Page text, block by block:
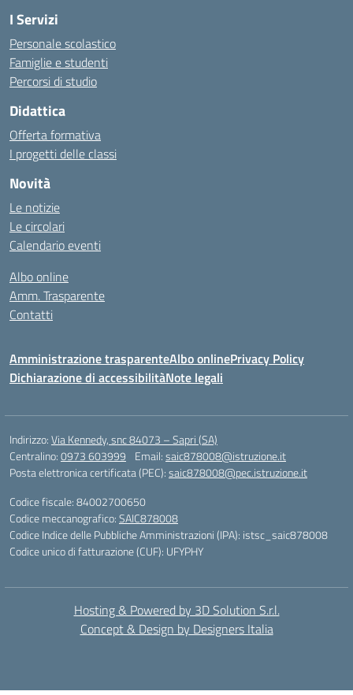
I Servizi
Personale scolastico
Famiglie e studenti
Percorsi di studio
Didattica
Offerta formativa
I progetti delle classi
Novità
Le notizie
Le circolari
Calendario eventi
Albo online
Amm. Trasparente
Contatti
Amministrazione trasparenteAlbo onlinePrivacy Policy
Dichiarazione di accessibilitàNote legali
Indirizzo:Via Kennedy, snc 84073 – Sapri (SA)
Centralino:0973 603999 Email:saic878008@istruzione.it
Posta elettronica certificata (PEC):saic878008@pec.istruzione.it
Codice fiscale: 84002700650
Codice meccanografico:SAIC878008
Codice Indice delle Pubbliche Amministrazioni (IPA): istsc_saic878008
Codice unico di fatturazione (CUF): UFYPHY
Hosting & Powered by 3D Solution S.r.l.
Concept & Design by Designers Italia